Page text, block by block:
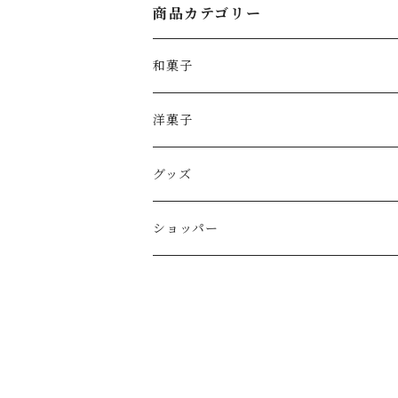
商品カテゴリー
和菓子
きびだんご
調布
中納言
洋菓子
バターバー
生チョコもち
グッズ
ショッパー